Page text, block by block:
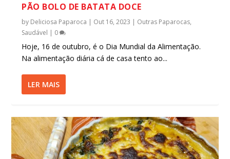
PÃO BOLO DE BATATA DOCE
by Deliciosa Paparoca | Out 16, 2023 | Outras Paparocas,
Saudável | 0
Hoje, 16 de outubro, é o Dia Mundial da Alimentação.
Na alimentação diária cá de casa tento ao...
LER MAIS